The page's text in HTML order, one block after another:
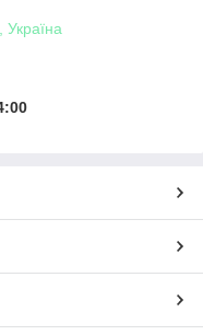
Україна